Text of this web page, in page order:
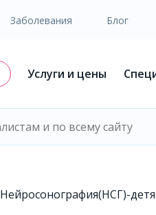
Заболевания Блог
Услуги и цены
Нейросонография(НСГ)-